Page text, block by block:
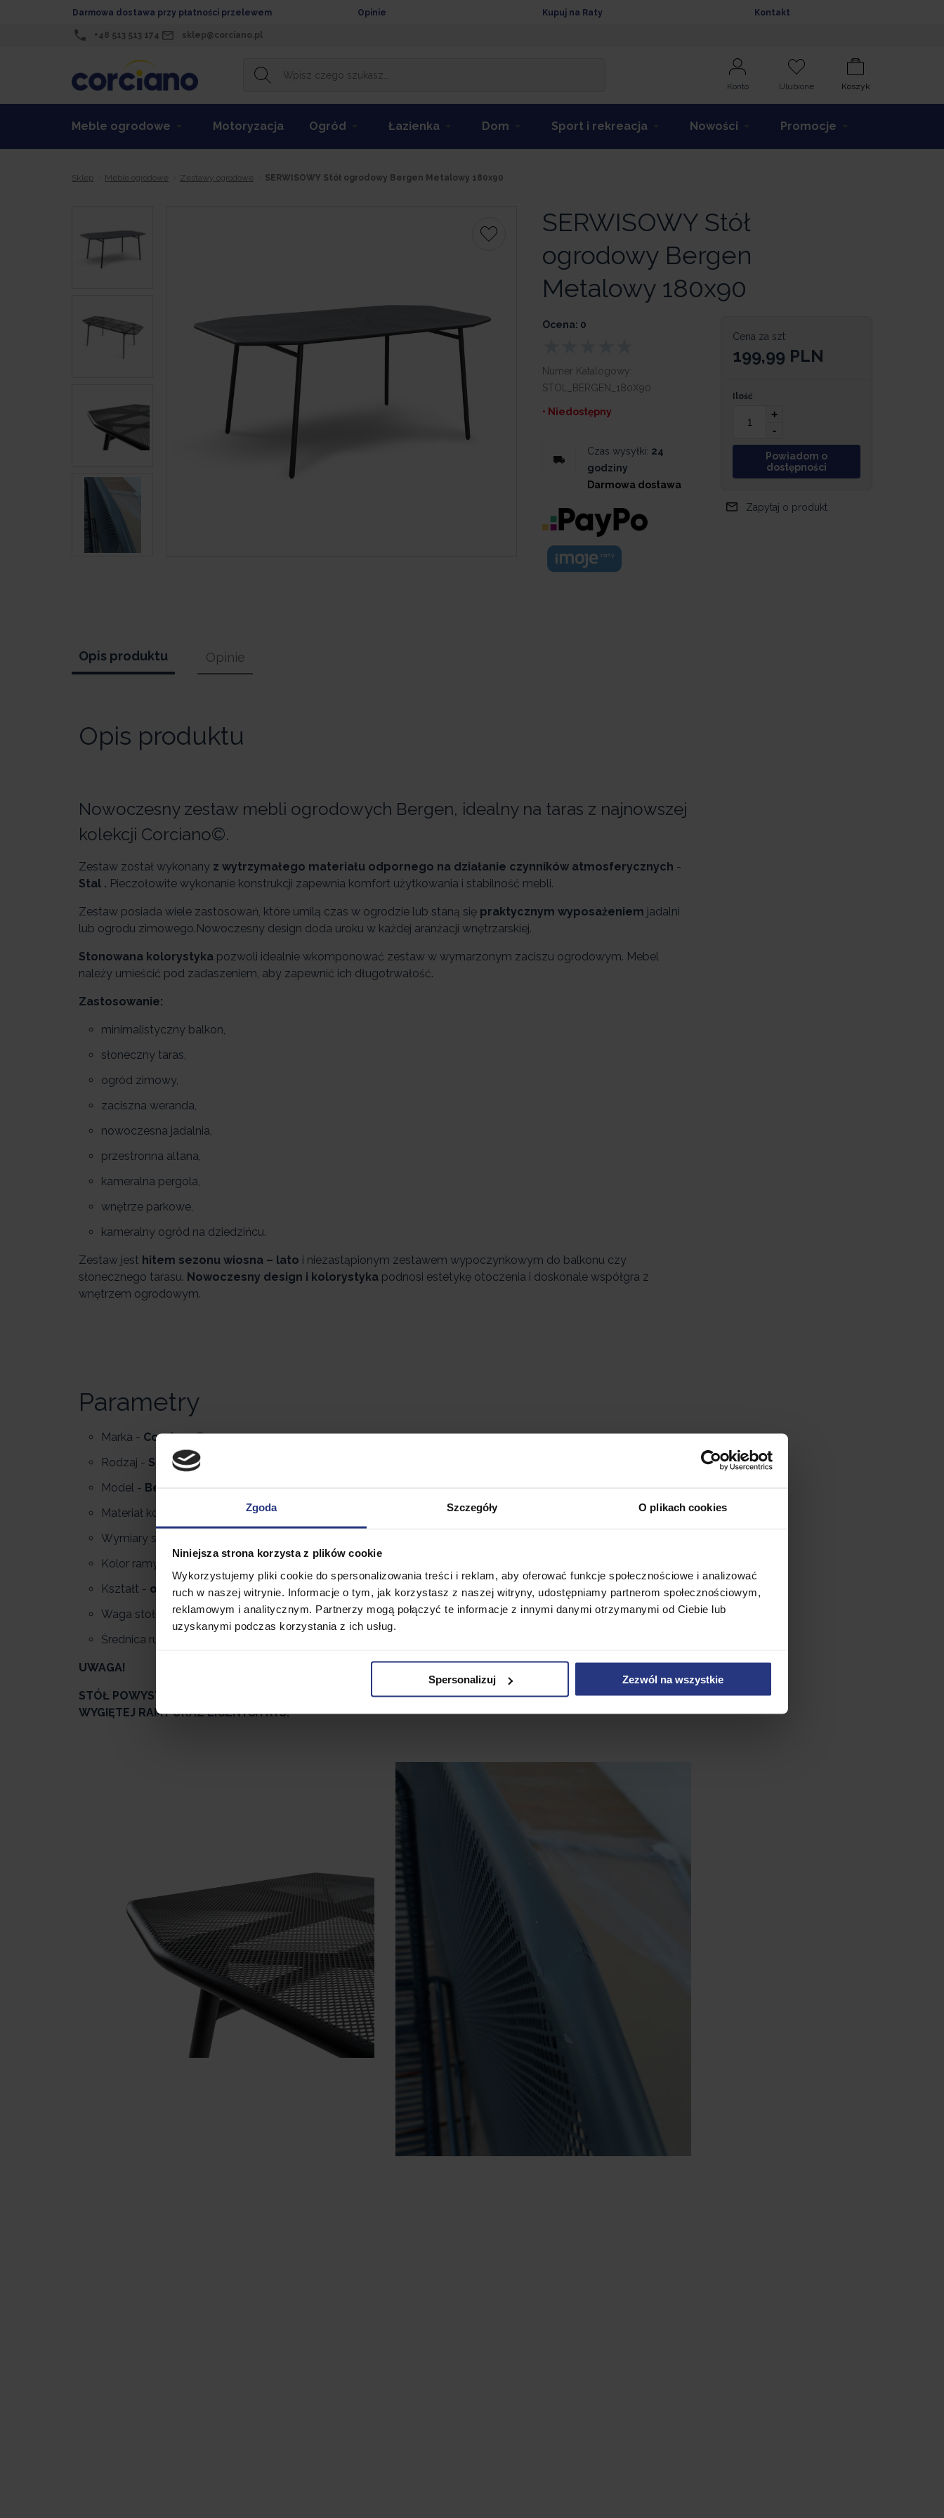
Zgoda Szczegóły O plikach cookies
Niniejsza strona korzysta z plików cookie
Wykorzystujemy pliki cookie do spersonalizowania treści i reklam, aby oferować funkcje społecznościowe i analizować
ruch w naszej witrynie. Informacje o tym, jak korzystasz z naszej witryny, udostępniamy partnerom społecznościowym,
reklamowym i analitycznym. Partnerzy mogą połączyć te informacje z innymi danymi otrzymanymi od Ciebie lub
uzyskanymi podczas korzystania z ich usług.
Spersonalizuj Zezwól na wszystkie
Darmowa dostawa przy płatności przelewem Opinie Kupuj na Raty Kontakt
+48 513 513 174 sklep@corciano.pl
Konto Ulubione Koszyk
Meble ogrodowe Motoryzacja Ogród Łazienka Dom Sport i rekreacja Nowości Promocje
Sklep Meble ogrodowe Zestawy ogrodowe SERWISOWY Stół ogrodowy Bergen Metalowy 180x90
SERWISOWY Stół
ogrodowy Bergen
Metalowy 180x90
Ocena: 0
Numer Katalogowy:
STOL_BERGEN_180X90
• Niedostępny
Czas wysyłki: 24
godziny
Darmowa dostawa
Opis produktu Opinie
Opis produktu
Nowoczesny zestaw mebli ogrodowych Bergen, idealny na taras z najnowszej
kolekcji Corciano©.
Zestaw został wykonany z wytrzymałego materiału odpornego na działanie czynników atmosferycznych -
Stal . Pieczołowite wykonanie konstrukcji zapewnia komfort użytkowania i stabilność mebli.
Zestaw posiada wiele zastosowań, które umilą czas w ogrodzie lub staną się praktycznym wyposażeniem jadalni
lub ogrodu zimowego.Nowoczesny design doda uroku w każdej aranżacji wnętrzarskiej.
Stonowana kolorystyka pozwoli idealnie wkomponować zestaw w wymarzonym zaciszu ogrodowym. Mebel
należy umieścić pod zadaszeniem, aby zapewnić ich długotrwałość.
Zastosowanie:
minimalistyczny balkon,
słoneczny taras,
ogród zimowy,
zaciszna weranda,
nowoczesna jadalnia,
przestronna altana,
kameralna pergola,
wnętrze parkowe,
kameralny ogród na dziedzińcu.
Zestaw jest hitem sezonu wiosna – lato i niezastąpionym zestawem wypoczynkowym do balkonu czy
słonecznego tarasu. Nowoczesny design i kolorystyka podnosi estetykę otoczenia i doskonale współgra z
wnętrzem ogrodowym.
Parametry
Marka - Corciano©
Rodzaj - Stół
Model - Bergen©
Materiał konstrukcji –
Wymiary stołu -
Kolor ramy -
antracyt
Kształt - owalny
Waga stołu - 21.4 kg
Średnica rurek -
UWAGA!
STÓŁ POWYSTAWOWY, POSIADA WADY W POSTACI
WYGIĘTEJ RAMY ORAZ LICZNYCH RYS.
Cena za szt
199,99 PLN
Ilość
+
-
Powiadom o
dostępności
Zapytaj o produkt